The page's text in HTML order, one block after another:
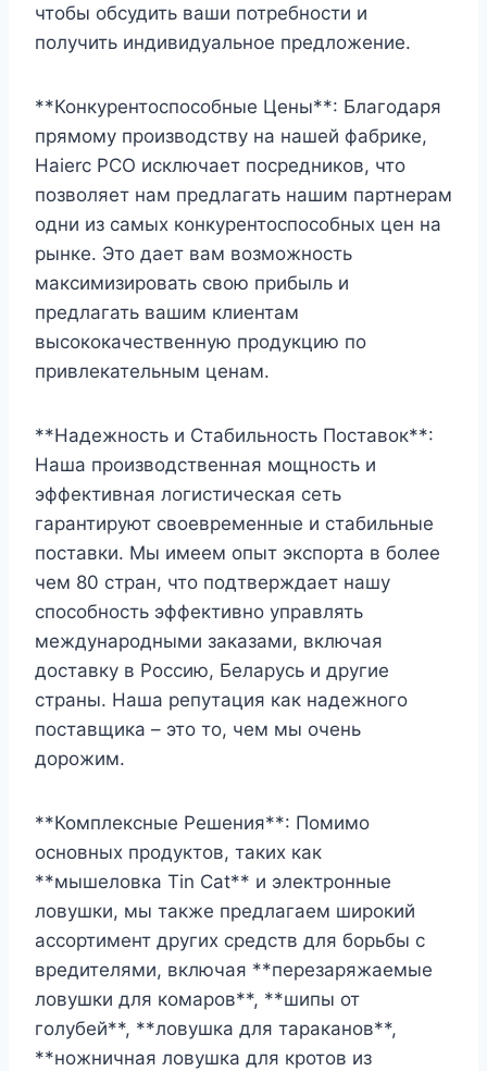
чтобы обсудить ваши потребности и
получить индивидуальное предложение.
**Конкурентоспособные Цены**: Благодаря
прямому производству на нашей фабрике,
Haierc PCO исключает посредников, что
позволяет нам предлагать нашим партнерам
одни из самых конкурентоспособных цен на
рынке. Это дает вам возможность
максимизировать свою прибыль и
предлагать вашим клиентам
высококачественную продукцию по
привлекательным ценам.
**Надежность и Стабильность Поставок**:
Наша производственная мощность и
эффективная логистическая сеть
гарантируют своевременные и стабильные
поставки. Мы имеем опыт экспорта в более
чем 80 стран, что подтверждает нашу
способность эффективно управлять
международными заказами, включая
доставку в Россию, Беларусь и другие
страны. Наша репутация как надежного
поставщика – это то, чем мы очень
дорожим.
**Комплексные Решения**: Помимо
основных продуктов, таких как
**мышеловка Tin Cat** и электронные
ловушки, мы также предлагаем широкий
ассортимент других средств для борьбы с
вредителями, включая **перезаряжаемые
ловушки для комаров**, **шипы от
голубей**, **ловушка для тараканов**,
**ножничная ловушка для кротов из